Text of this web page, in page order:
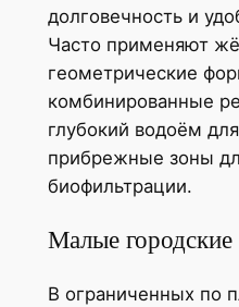
долговечность и
Часто применяют
геометрические
комбинированные
глубокий водоём
прибрежные зоны
биофильтрации.
Малые городские
В ограниченных по